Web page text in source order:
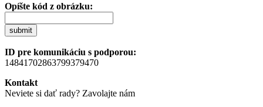
Opíšte kód z obrázku:
submit
ID pre komunikáciu s podporou:
14841702863799379470
Kontakt
Neviete si dať rady? Zavolajte nám